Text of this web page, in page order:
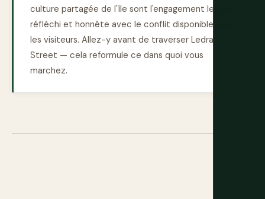
culture partagée de l'île sont l'engagement le plus
réfléchi et honnête avec le conflit disponible pour
les visiteurs. Allez-y avant de traverser Ledra
Street — cela reformule ce dans quoi vous
marchez.